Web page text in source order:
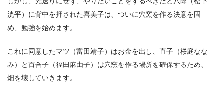
洸平）に背中を押された喜美子は、ついに穴窯を作る決意を固
め、勉強を始めます。
これに同意したマツ（富田靖子）はお金を出し、直子（桜庭なな
み）と百合子（福田麻由子）は穴窯を作る場所を確保するため、
畑を壊していきます。